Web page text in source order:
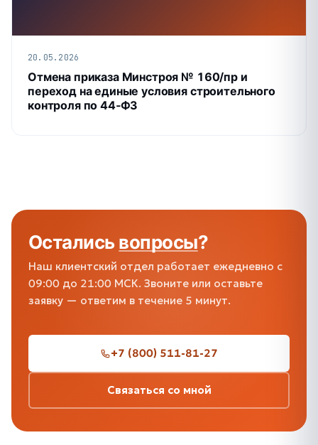
20.05.2026
Отмена приказа Минстроя № 160/пр и
переход на единые условия строительного
контроля по 44‑ФЗ
Осталисьвопросы?
Наш клиентский отдел работает ежедневно с
09:00 до 21:00 МСК. Звоните или оставьте
заявку — ответим в течение 5 минут.
+7 (800) 511-81-27
Связаться со мной